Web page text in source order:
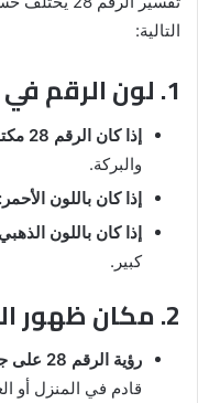
التالية:
1. لون الرقم في الحلم
إذا كان الرقم 28 مكتوبًا باللون الأخضر:
والبركة.
إذا كان باللون الأحمر:
إذا كان باللون
كبير.
2. مكان ظهور الرقم في الحلم
رؤية الرقم 28 على جدار أو باب:
قادم في المنزل أو